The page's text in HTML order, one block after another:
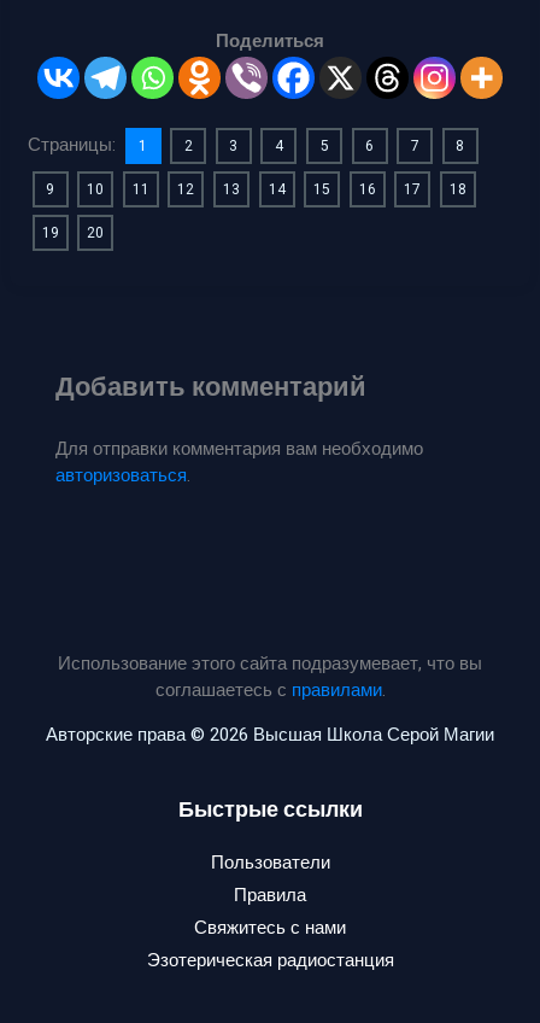
Поделиться
Страницы: 1 2 3 4 5 6 7
8
9
10 11 12 13 14 15 16 17
18
19
20
Добавить комментарий
Для отправки комментария вам необходимо
авторизоваться.
Использование этого сайта подразумевает, что вы
соглашаетесь с правилами.
Авторские права © 2026 Высшая Школа Серой Магии
Быстрые ссылки
Пользователи
Правила
Свяжитесь с нами
Эзотерическая радиостанция